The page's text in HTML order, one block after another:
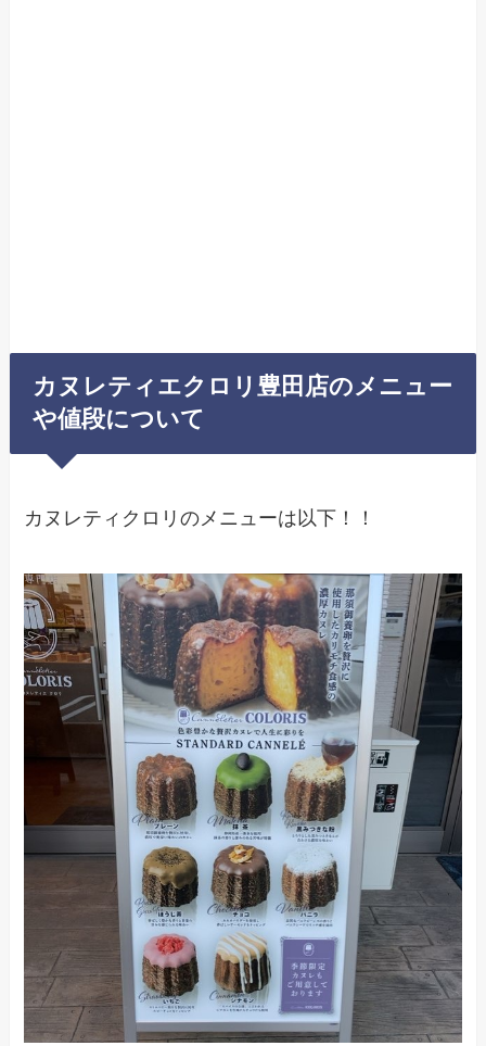
カヌレティエクロリ豊田店のメニュー
や値段について
カヌレティクロリのメニューは以下！！